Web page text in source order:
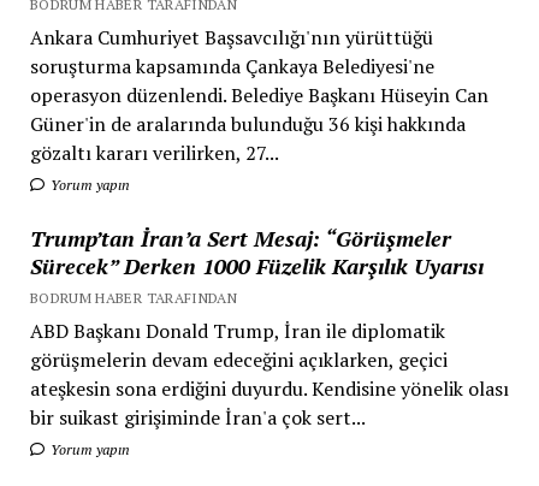
BODRUM HABER TARAFINDAN
Ankara Cumhuriyet Başsavcılığı'nın yürüttüğü
soruşturma kapsamında Çankaya Belediyesi'ne
operasyon düzenlendi. Belediye Başkanı Hüseyin Can
Güner'in de aralarında bulunduğu 36 kişi hakkında
gözaltı kararı verilirken, 27...
Yorum yapın
Trump’tan İran’a Sert Mesaj: “Görüşmeler
Sürecek” Derken 1000 Füzelik Karşılık Uyarısı
BODRUM HABER TARAFINDAN
ABD Başkanı Donald Trump, İran ile diplomatik
görüşmelerin devam edeceğini açıklarken, geçici
ateşkesin sona erdiğini duyurdu. Kendisine yönelik olası
bir suikast girişiminde İran'a çok sert...
Yorum yapın